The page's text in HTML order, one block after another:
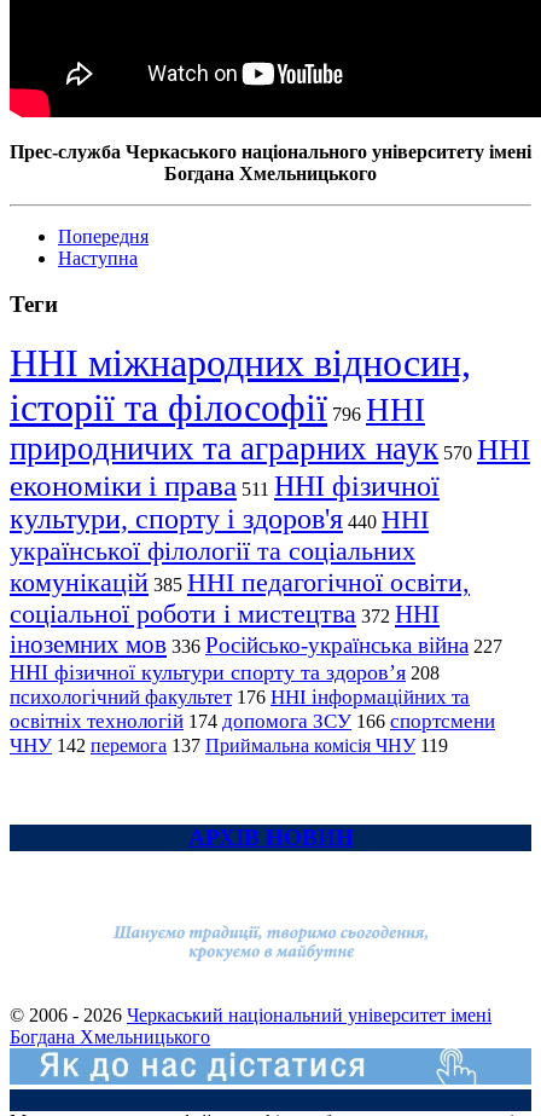
Прес-служба Черкаського національного університету імені
Богдана Хмельницького
Попередня
Наступна
Теги
ННІ міжнародних відносин,
історії та філософії 796 ННІ
природничих та аграрних наук 570 ННІ
економіки і права 511 ННІ фізичної
культури, спорту і здоров'я 440 ННІ
української філології та соціальних
комунікацій 385 ННІ педагогічної освіти,
соціальної роботи і мистецтва 372 ННІ
іноземних мов 336 Російсько-українська війна 227
ННІ фізичної культури спорту та здоров’я 208
психологічний факультет 176 ННІ інформаційних та
освітніх технологій 174 допомога ЗСУ 166 спортсмени
ЧНУ 142 перемога 137 Приймальна комісія ЧНУ 119
АРХІВ НОВИН
© 2006 - 2026 Черкаський національний університет імені
Богдана Хмельницького